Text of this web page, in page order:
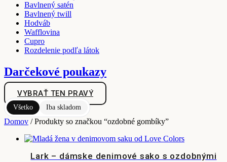
Bavlnený satén
Bavlnený twill
Hodváb
Wafflovina
Cupro
Rozdelenie podľa látok
Darčekové poukazy
VYBRAŤ TEN PRAVÝ
Všetko Iba skladom
Domov / Produkty so značkou “ozdobné gombíky”
Lark – dámske denimové sako s ozdobnými